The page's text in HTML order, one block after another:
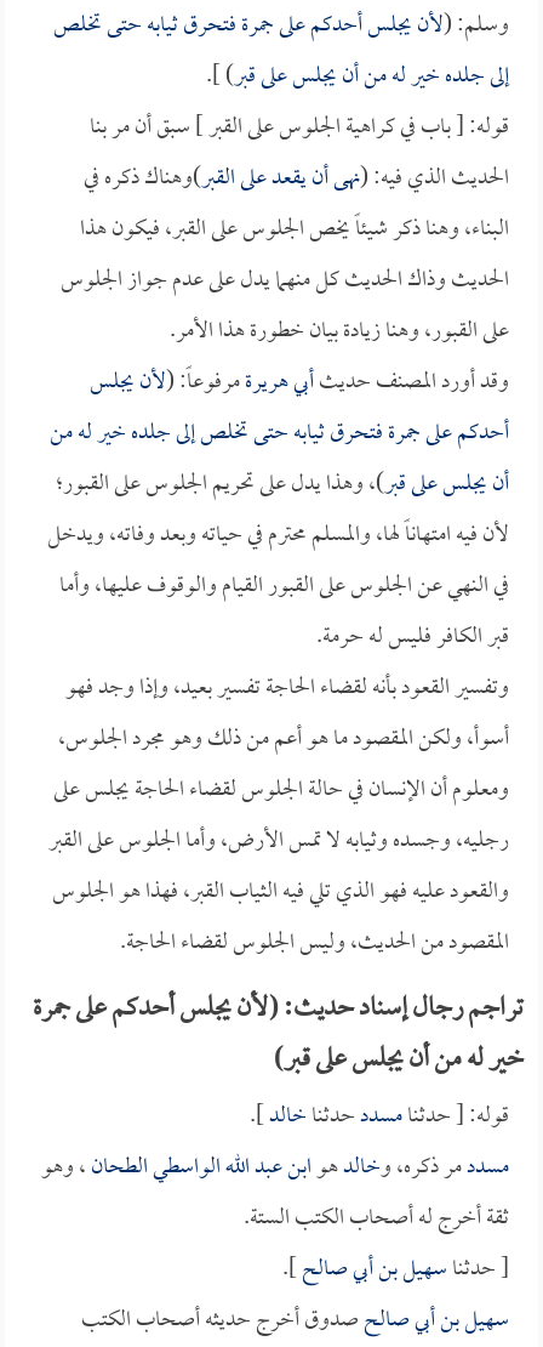
وسلم: (لأن يجلس أحدكم على جمرة فتحرق ثيابه حتى تخلص
إلى جلده خير له من أن يجلس على قبر) ].
قوله: [ باب في كراهية الجلوس على القبر ] سبق أن مر بنا
الحديث الذي فيه: (نهى أن يقعد على القبر)وهناك ذكره في
البناء، وهنا ذكر شيئاً يخص الجلوس على القبر، فيكون هذا
الحديث وذاك الحديث كل منهما يدل على عدم جواز الجلوس
على القبور، وهنا زيادة بيان خطورة هذا الأمر.
وقد أورد المصنف حديثأبي هريرةمرفوعاً: (لأن يجلس
أحدكم على جمرة فتحرق ثيابه حتى تخلص إلى جلده خير له من
أن يجلس على قبر)، وهذا يدل على تحريم الجلوس على القبور؛
لأن فيه امتهاناً لها، والمسلم محترم في حياته وبعد وفاته، ويدخل
في النهي عن الجلوس على القبور القيام والوقوف عليها، وأما
قبر الكافر فليس له حرمة.
وتفسير القعود بأنه لقضاء الحاجة تفسير بعيد، وإذا وجد فهو
أسوأ، ولكن المقصود ما هو أعم من ذلك وهو مجرد الجلوس،
ومعلوم أن الإنسان في حالة الجلوس لقضاء الحاجة يجلس على
رجليه، وجسده وثيابه لا تمس الأرض، وأما الجلوس على القبر
والقعود عليه فهو الذي تلي فيه الثياب القبر، فهذا هو الجلوس
المقصود من الحديث، وليس الجلوس لقضاء الحاجة.
تراجم رجال إسناد حديث: (لأن يجلس أحدكم على جمرة
خير له من أن يجلس على قبر)
قوله: [ حدثنامسددحدثناخالد].
مسددمر ذكره، وخالدهوابن عبد الله الواسطي الطحان، وهو
ثقة أخرج له أصحاب الكتب الستة.
[ حدثناسهيل بن أبي صالح].
سهيل بن أبي صالحصدوق أخرج حديثه أصحاب الكتب